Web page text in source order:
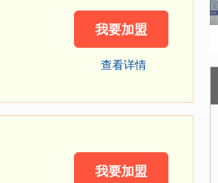
我要加盟
查看详情
我要加盟